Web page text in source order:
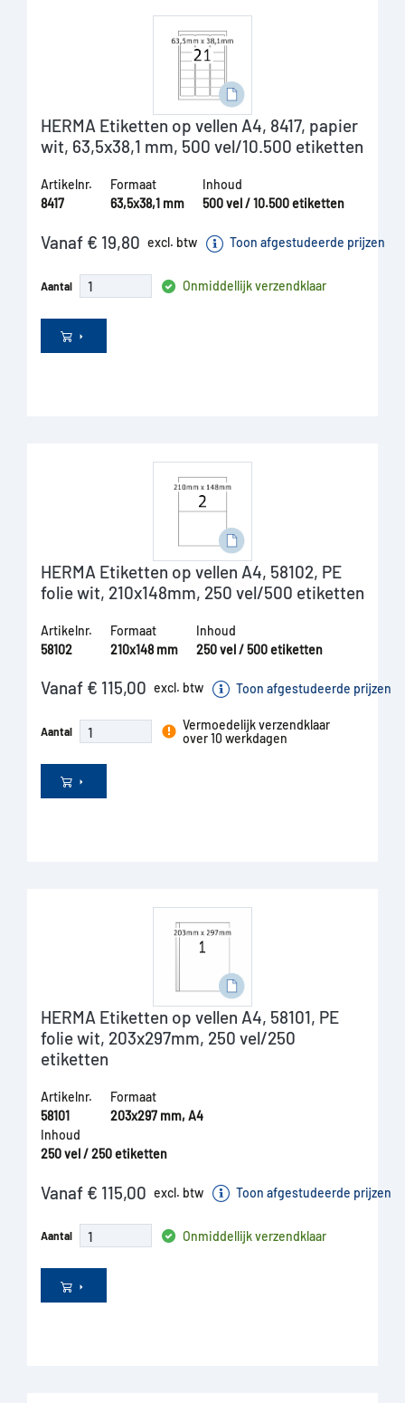
HERMA Etiketten op vellen A4, 8417, papier
wit, 63,5x38,1 mm, 500 vel/10.500 etiketten
Artikelnr.
8417
Formaat
63,5x38,1 mm
Inhoud
500 vel / 10.500 etiketten
Vanaf € 19,80 excl. btw Toon afgestudeerde prijzen
Aantal Onmiddellijk verzendklaar
HERMA Etiketten op vellen A4, 58102, PE
folie wit, 210x148mm, 250 vel/500 etiketten
Artikelnr.
58102
Formaat
210x148 mm
Inhoud
250 vel / 500 etiketten
Vanaf € 115,00 excl. btw Toon afgestudeerde prijzen
Aantal
Vermoedelijk verzendklaar
over 10 werkdagen
HERMA Etiketten op vellen A4, 58101, PE
folie wit, 203x297mm, 250 vel/250
etiketten
Artikelnr.
58101
Formaat
203x297 mm, A4
Inhoud
250 vel / 250 etiketten
Vanaf € 115,00 excl. btw Toon afgestudeerde prijzen
Aantal Onmiddellijk verzendklaar